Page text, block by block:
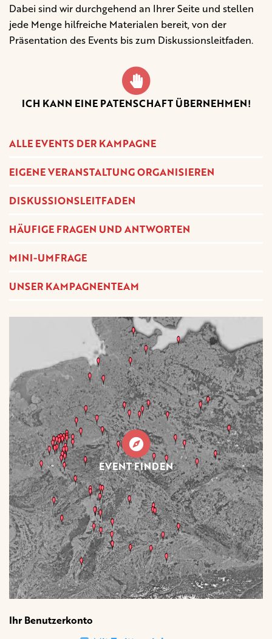
Dabei sind wir durchgehend an Ihrer Seite und stellen
jede Menge hilfreiche Materialen bereit, von der
Präsentation des Events bis zum Diskussionsleitfaden.
ICH KANN EINE PATENSCHAFT ÜBERNEHMEN!
ALLE EVENTS DER KAMPAGNE
EIGENE VERANSTALTUNG ORGANISIEREN
DISKUSSIONSLEITFADEN
HÄUFIGE FRAGEN UND ANTWORTEN
MINI-UMFRAGE
UNSER KAMPAGNENTEAM
EVENT FINDEN
Ihr Benutzerkonto